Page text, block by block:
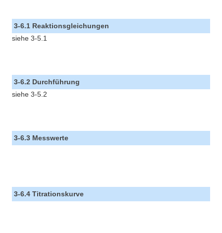
3-6.1 Reaktionsgleichungen
siehe 3-5.1
3-6.2 Durchführung
siehe 3-5.2
3-6.3 Messwerte
3-6.4 Titrationskurve